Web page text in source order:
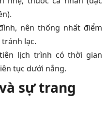
nên thống nhất điểm
lạc.
lịch trình có thời gian
tục dưới nắng.
sự trang